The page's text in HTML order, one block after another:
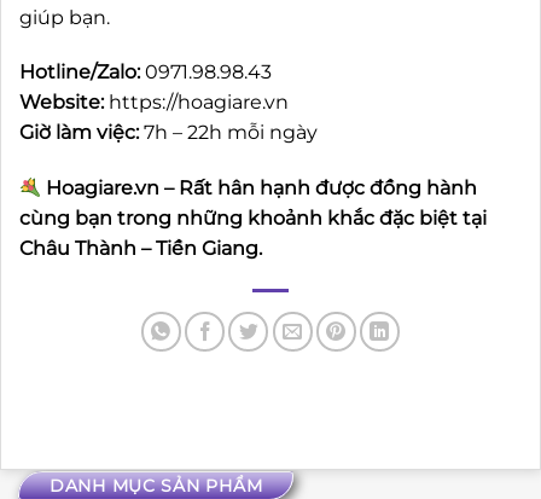
DANH MỤC SẢN PHẨM
giúp bạn.
Hotline/Zalo:0971.98.98.43
Website: https://hoagiare.vn
Giờ làm việc:7h – 22h mỗi ngày
Hoagiare.vn – Rất hân hạnh được đồng hành
cùng bạn trong những khoảnh khắc đặc biệt tại
Châu Thành – Tiền Giang.